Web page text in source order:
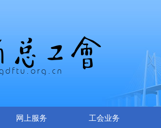
网上服务 工会业务